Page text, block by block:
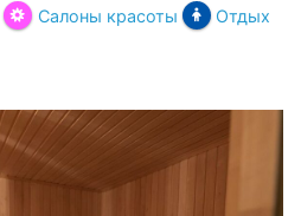
Салоны красоты
Отдых